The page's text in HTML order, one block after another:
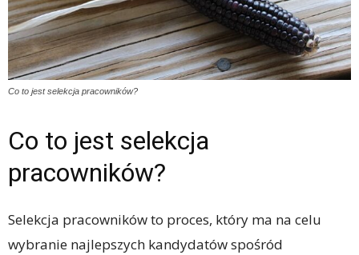
Co to jest selekcja pracowników?
Co to jest selekcja
pracowników?
Selekcja pracowników to proces, który ma na celu
wybranie najlepszych kandydatów spośród